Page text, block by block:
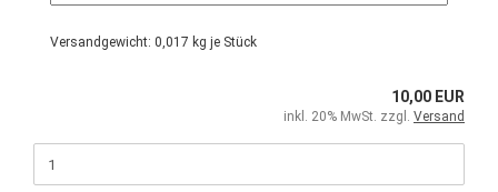
Versandgewicht: 0,017 kg je Stück
10,00 EUR
inkl. 20% MwSt. zzgl. Versand